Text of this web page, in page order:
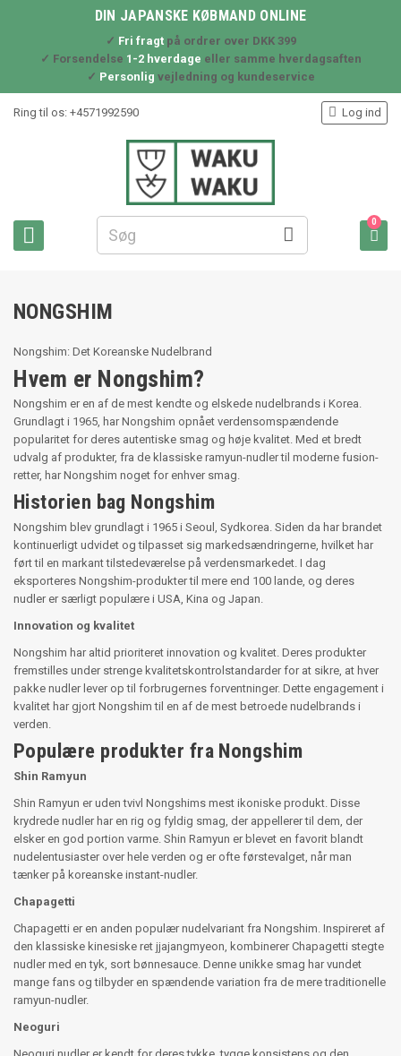
DIN JAPANSKE KØBMAND ONLINE
✓ Fri fragtpå ordrer over DKK 399
✓ Forsendelse 1-2 hverdage eller samme hverdagsaften
✓ Personlig vejledning og kundeservice
Ring til os: +4571992590
 
 Log ind

0
NONGSHIM
Nongshim: Det Koreanske Nudelbrand
Hvem er Nongshim?
Nongshim er en af de mest kendte og elskede nudelbrands i Korea.
Grundlagt i 1965, har Nongshim opnået verdensomspændende
popularitet for deres autentiske smag og høje kvalitet. Med et bredt
udvalg af produkter, fra de klassiske ramyun-nudler til moderne fusion-
retter, har Nongshim noget for enhver smag.
Historien bag Nongshim
Nongshim blev grundlagt i 1965 i Seoul, Sydkorea. Siden da har brandet
kontinuerligt udvidet og tilpasset sig markedsændringerne, hvilket har
ført til en markant tilstedeværelse på verdensmarkedet. I dag
eksporteres Nongshim-produkter til mere end 100 lande, og deres
nudler er særligt populære i USA, Kina og Japan.
Innovation og kvalitet
Nongshim har altid prioriteret innovation og kvalitet. Deres produkter
fremstilles under strenge kvalitetskontrolstandarder for at sikre, at hver
pakke nudler lever op til forbrugernes forventninger. Dette engagement i
kvalitet har gjort Nongshim til en af de mest betroede nudelbrands i
verden.
Populære produkter fra Nongshim
Shin Ramyun
Shin Ramyun er uden tvivl Nongshims mest ikoniske produkt. Disse
krydrede nudler har en rig og fyldig smag, der appellerer til dem, der
elsker en god portion varme. Shin Ramyun er blevet en favorit blandt
nudelentusiaster over hele verden og er ofte førstevalget, når man
tænker på koreanske instant-nudler.
Chapagetti
Chapagetti er en anden populær nudelvariant fra Nongshim. Inspireret af
den klassiske kinesiske ret jjajangmyeon, kombinerer Chapagetti stegte
nudler med en tyk, sort bønnesauce. Denne unikke smag har vundet
mange fans og tilbyder en spændende variation fra de mere traditionelle
ramyun-nudler.
Neoguri